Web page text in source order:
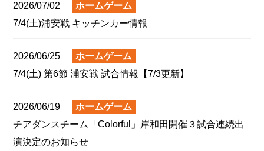
2026/07/02
ホームゲーム
7/4(土)浦安戦 キッチンカー情報
2026/06/25
ホームゲーム
7/4(土) 第6節 浦安戦 試合情報【7/3更新】
2026/06/19
ホームゲーム
チアダンスチーム「Colorful」岸和田開催３試合連続出
演決定のお知らせ